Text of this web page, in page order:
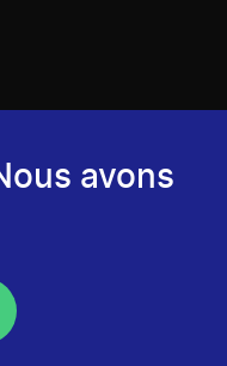
avons